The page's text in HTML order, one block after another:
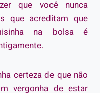
que você nunca
que acreditam que
na bolsa é
certeza de que não
vergonha de estar